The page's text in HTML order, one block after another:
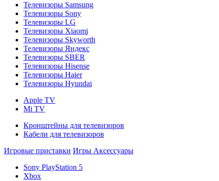
Телевизоры Samsung
Телевизоры Sony
Телевизоры LG
Телевизоры Xiaomi
Телевизоры Skyworth
Телевизоры Яндекс
Телевизоры SBER
Телевизоры Hisense
Телевизоры Haier
Телевизоры Hyundai
Apple TV
Mi TV
Кронштейны для телевизоров
Кабели для телевизоров
Игровые приставки Игры Аксессуары
Sony PlayStation 5
Xbox